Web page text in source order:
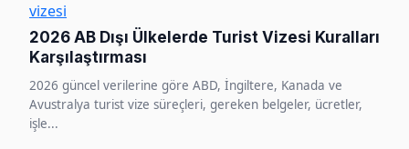
vizesi
2026 AB Dışı Ülkelerde Turist Vizesi Kuralları
Karşılaştırması
2026 güncel verilerine göre ABD, İngiltere, Kanada ve
Avustralya turist vize süreçleri, gereken belgeler, ücretler,
işle...